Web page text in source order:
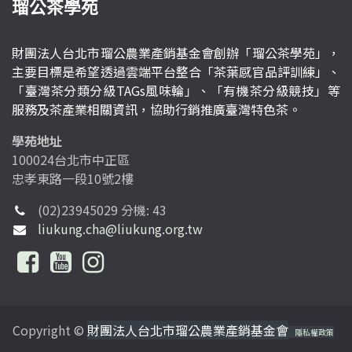
瑠公茶學苑
財團法人台北市瑠公農業產銷基金會創辦「瑠公茶學苑」，
主要目標是希望透過雲端平台整合「茶葉感官品評訓練」、
「臺灣茶分類分級TAGs風味輪」、「有機茶分級競技」等
服務及茶產業相關資訊，協助行銷推廣臺灣特色茶。
學苑地址
100024台北市中正區
忠孝東路一段10號2樓
(02)23945029 分機: 43
liukung.cha@liukung.org.tw
Copyright © 財團法人台北市瑠公農業產銷基金會 隱私權政策